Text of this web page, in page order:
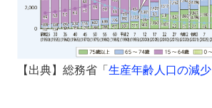
【出典】総務省「 生産年齢人口の減少